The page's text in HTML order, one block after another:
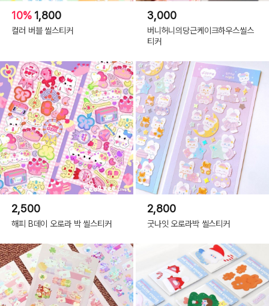
10% 1,800
컬러 버블 씰스티커
3,000
버니허니의당근케이크하우스씰스
티커
2,500
해피 B데이 오로라 박 씰스티커
2,800
굿나잇 오로라박 씰스티커